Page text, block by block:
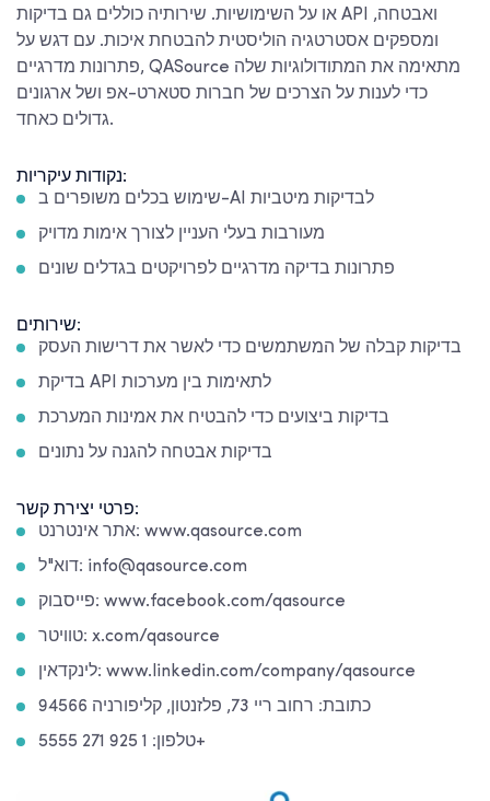
או על השימושיות. שירותיה כוללים גם בדיקות API ואבטחה,
ומספקים אסטרטגיה הוליסטית להבטחת איכות. עם דגש על
פתרונות מדרגיים, QASource מתאימה את המתודולוגיות שלה
כדי לענות על הצרכים של חברות סטארט-אפ ושל ארגונים
גדולים כאחד.
נקודות עיקריות:
שימוש בכלים משופרים ב-AI לבדיקות מיטביות
מעורבות בעלי העניין לצורך אימות מדויק
פתרונות בדיקה מדרגיים לפרויקטים בגדלים שונים
שירותים:
בדיקות קבלה של המשתמשים כדי לאשר את דרישות העסק
בדיקת API לתאימות בין מערכות
בדיקות ביצועים כדי להבטיח את אמינות המערכת
בדיקות אבטחה להגנה על נתונים
פרטי יצירת קשר:
אתר אינטרנט: www.qasource.com
דוא"ל: info@qasource.com
פייסבוק: www.facebook.com/qasource
טוויטר: x.com/qasource
לינקדאין: www.linkedin.com/company/qasource
כתובת: רחוב ריי 73, פלזנטון, קליפורניה 94566
טלפון: 1 925 271 5555+